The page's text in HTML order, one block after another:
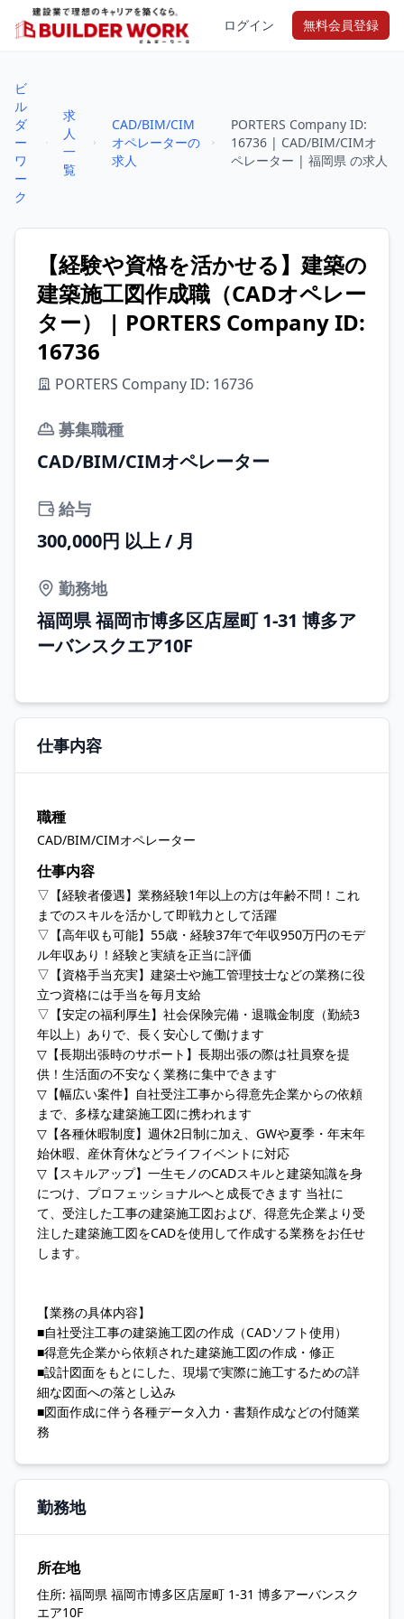
ログイン 無料会員登録
ビ
ル
ダ
ー
ワ
ー
ク
求
人
一
覧
CAD/BIM/CIM
オペレーターの
求人
PORTERS Company ID:
16736 | CAD/BIM/CIMオ
ペレーター | 福岡県 の求人
【経験や資格を活かせる】建築の
建築施工図作成職（CADオペレー
ター） | PORTERS Company ID:
16736
PORTERS Company ID: 16736
募集職種
CAD/BIM/CIMオペレーター
給与
300,000円 以上 / 月
勤務地
福岡県 福岡市博多区店屋町 1-31 博多ア
ーバンスクエア10F
仕事内容
職種
CAD/BIM/CIMオペレーター
仕事内容
▽【経験者優遇】業務経験1年以上の方は年齢不問！これ
までのスキルを活かして即戦力として活躍
▽【高年収も可能】55歳・経験37年で年収950万円のモデ
ル年収あり！経験と実績を正当に評価
▽【資格手当充実】建築士や施工管理技士などの業務に役
立つ資格には手当を毎月支給
▽【安定の福利厚生】社会保険完備・退職金制度（勤続3
年以上）ありで、長く安心して働けます
▽【長期出張時のサポート】長期出張の際は社員寮を提
供！生活面の不安なく業務に集中できます
▽【幅広い案件】自社受注工事から得意先企業からの依頼
まで、多様な建築施工図に携われます
▽【各種休暇制度】週休2日制に加え、GWや夏季・年末年
始休暇、産休育休などライフイベントに対応
▽【スキルアップ】一生モノのCADスキルと建築知識を身
につけ、プロフェッショナルへと成長できます 当社に
て、受注した工事の建築施工図および、得意先企業より受
注した建築施工図をCADを使用して作成する業務をお任せ
します。
【業務の具体内容】
■自社受注工事の建築施工図の作成（CADソフト使用）
■得意先企業から依頼された建築施工図の作成・修正
■設計図面をもとにした、現場で実際に施工するための詳
細な図面への落とし込み
■図面作成に伴う各種データ入力・書類作成などの付随業
務
勤務地
所在地
住所: 福岡県 福岡市博多区店屋町 1-31 博多アーバンスク
エア10F